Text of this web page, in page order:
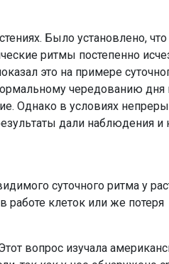
Было установлено,
ритмы постепенно
это на примере
чередованию
Однако в условиях
дали наблюдения
су­точного ритма у
работе клеток или же потеря
вопрос изуча­ла